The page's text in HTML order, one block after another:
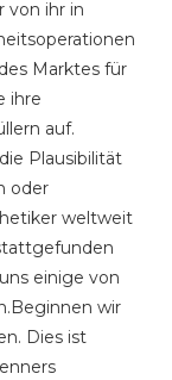
von ihr in
Marktes für
ihre
auf.
Plausibilität
oder
weltweit
einige von
wir
Dies ist